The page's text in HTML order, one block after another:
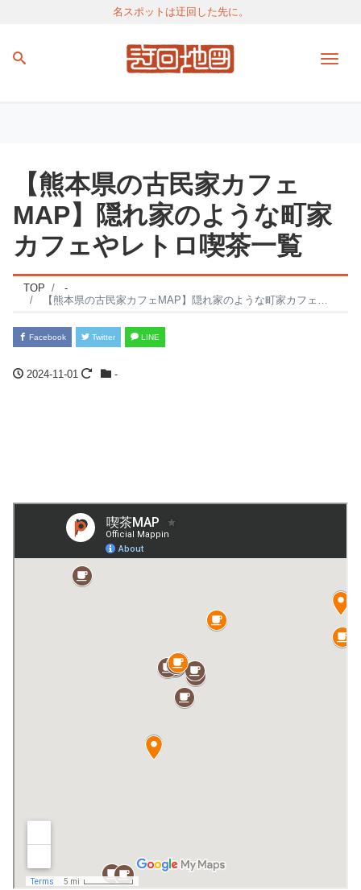
名スポットは迂回した先に。
【熊本県の古民家カフェ
MAP】隠れ家のような町家
カフェやレトロ喫茶一覧
TOP
-
【熊本県の古民家カフェMAP】隠れ家のような町家カフェやレトロ喫茶一覧
Facebook Twitter LINE
2024-11-01 -